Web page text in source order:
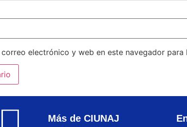
electrónico y web en este navegador
Más de CIUNAJ